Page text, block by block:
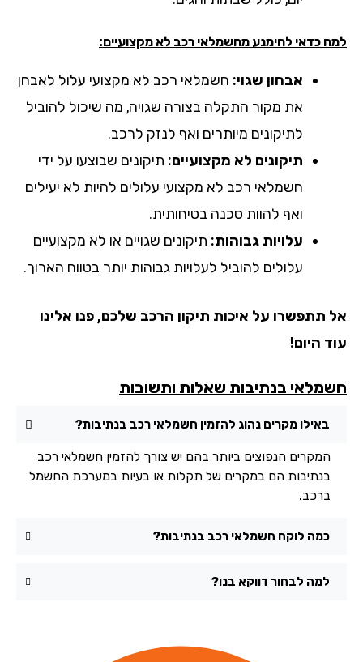
כדאי להימנע מחשמלאי רכב לא מקצועיים:
אבחון שגוי:חשמלאי רכב לא מקצועי עלול לאבחן
את מקור התקלה בצורה שגויה, מה שיכול להוביל
לתיקונים מיותרים ואף לנזק לרכב.
תיקונים לא מקצועיים:תיקונים שבוצעו על ידי
חשמלאי רכב לא מקצועי עלולים להיות לא יעילים
ואף להוות סכנה בטיחותית.
עלויות גבוהות:תיקונים שגויים או לא מקצועיים
עלולים להוביל לעלויות גבוהות יותר בטווח הארוך.
תתפשרו על איכות תיקון הרכב שלכם, פנו אלינו
היום!
בנתיבות שאלות ותשובות
באילו מקרים נהוג להזמין חשמלאי רכב בנתיבות?
המקרים הנפוצים ביותר בהם יש צורך להזמין חשמלאי רכב
בנתיבות הם במקרים של תקלות או בעיות במערכת החשמל
ברכב.
כמה לוקח חשמלאי רכב בנתיבות?
למה לבחור דווקא בנו?